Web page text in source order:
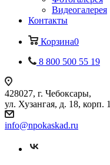
Видеогалерея
Контакты
Корзина0
8 800 500 55 19
428027, г. Чебоксары,
ул. Хузангая, д. 18, корп. 1
info@npokaskad.ru